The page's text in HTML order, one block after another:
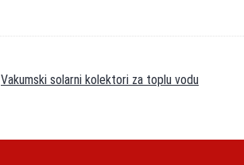
Vakumski solarni kolektori za toplu vodu